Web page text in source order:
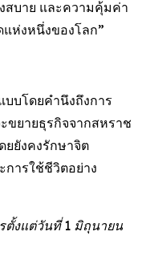
สบาย และความคุ้มค่า
แห่งหนึ่งของโลก”
บโดยคำนึงถึงการ
ขยายธุรกิจจากสหราช
ยยังคงรักษาจิต
ารใช้ชีวิตอย่าง
ตั้งแต่วันที่ 1 มิถุนายน